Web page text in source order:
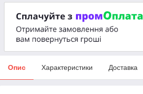
Опис Характеристики Доставка